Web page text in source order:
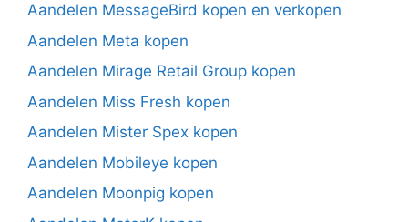
Aandelen MessageBird kopen en verkopen
Aandelen Meta kopen
Aandelen Mirage Retail Group kopen
Aandelen Miss Fresh kopen
Aandelen Mister Spex kopen
Aandelen Mobileye kopen
Aandelen Moonpig kopen